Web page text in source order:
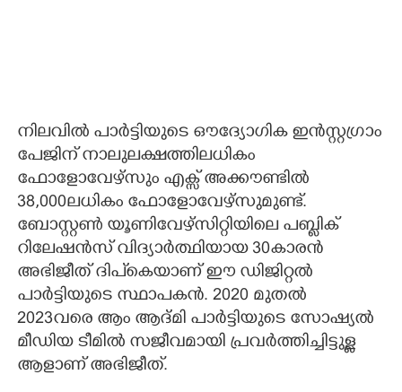
നിലവിൽ പാർട്ടിയുടെ ഔദ്യോഗിക ഇൻസ്റ്റഗ്രാം
പേജിന് നാലുലക്ഷത്തിലധികം
ഫോളോവേഴ്സും എക്സ് അക്കൗണ്ടിൽ
38,000ലധികം ഫോളോവേഴ്സുമുണ്ട്.
ബോസ്റ്റൺ യൂണിവേഴ്സിറ്റിയിലെ പബ്ലിക്
റിലേഷൻസ് വിദ്യാർത്ഥിയായ 30കാരൻ
അഭിജീത് ദിപ്കെയാണ് ഈ ഡിജിറ്റൽ
പാർട്ടിയുടെ സ്ഥാപകൻ. 2020 മുതൽ
2023വരെ ആം ആദ്മി പാർട്ടിയുടെ സോഷ്യൽ
മീഡിയ ടീമിൽ സജീവമായി പ്രവർത്തിച്ചിട്ടുള്ള
ആളാണ് അഭിജീത്.